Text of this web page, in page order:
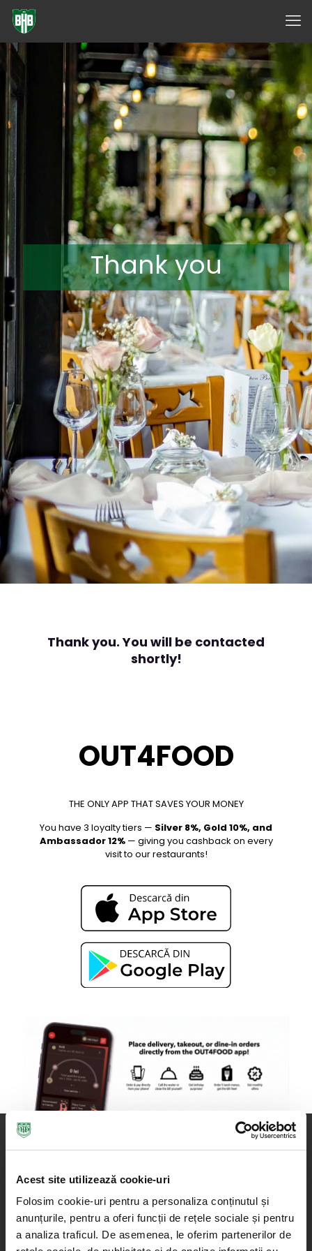
Acest site utilizează cookie-uri
Folosim cookie-uri pentru a personaliza conținutul și
anunțurile, pentru a oferi funcții de rețele sociale și pentru
a analiza traficul. De asemenea, le oferim partenerilor de
✕
Thank you
Thank you. You will be contacted
shortly!
OUT4FOOD
THE ONLY APP THAT SAVES YOUR MONEY
You have 3 loyalty tiers — Silver 8%, Gold 10%, and
Ambassador 12%— giving you cashback on every
visit to our restaurants!